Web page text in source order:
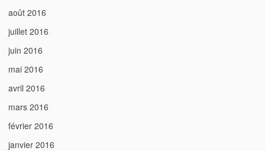
août 2016
juillet 2016
juin 2016
mai 2016
avril 2016
mars 2016
février 2016
janvier 2016